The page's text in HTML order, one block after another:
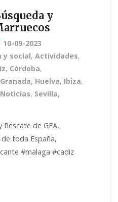
y
10-09-2023
y social, Actividades,
, Córdoba,
Granada, Huelva, Ibiza,
Noticias, Sevilla,
de GEA,
toda España,
#malaga #cadiz